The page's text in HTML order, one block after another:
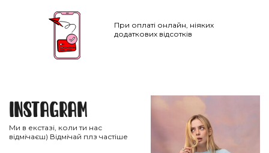
При оплаті онлайн, ніяких
додаткових відсотків
Instagram
Ми в екстазі, коли ти нас
відмічаєш) Відмічай плз частіше
НАПИСАТИ IВАНЦI
ТВІЙ ТАЄМНИЙ СПИСОК БАЖАНЬ